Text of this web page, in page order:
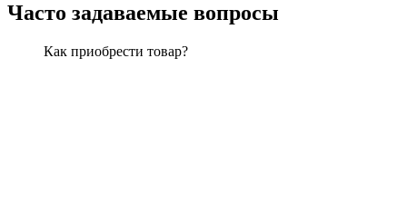
Часто задаваемые вопросы
Как приобрести товар?